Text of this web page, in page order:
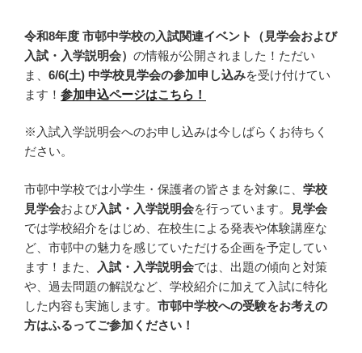
令和8年度 市邨中学校の入試関連イベント（見学会および
入試・入学説明会） の情報が公開されました！ただい
ま、 6/6(土) 中学校見学会の参加申し込みを受け付けてい
ます！ 参加申込ページはこちら！
※入試入学説明会へのお申し込みは今しばらくお待ちく
ださい。
市邨中学校では小学生・保護者の皆さまを対象に、 学校
見学会および入試・入学説明会を行っています。
見学会
では学校紹介をはじめ、在校生による発表や体験講座な
ど、市邨中の魅力を感じていただける企画を予定してい
ます！また、
入試・入学説明会では、出題の傾向と対策
や、過去問題の解説など、学校紹介に加えて入試に特化
した内容も実施します。 市邨中学校への受験をお考えの
方はふるってご参加ください！